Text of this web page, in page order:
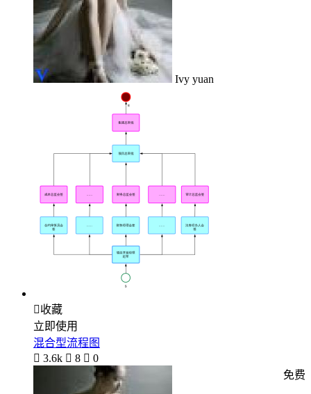
Ivy yuan
收藏
立即使用
混合型流程图
 3.6k  8  0
免费